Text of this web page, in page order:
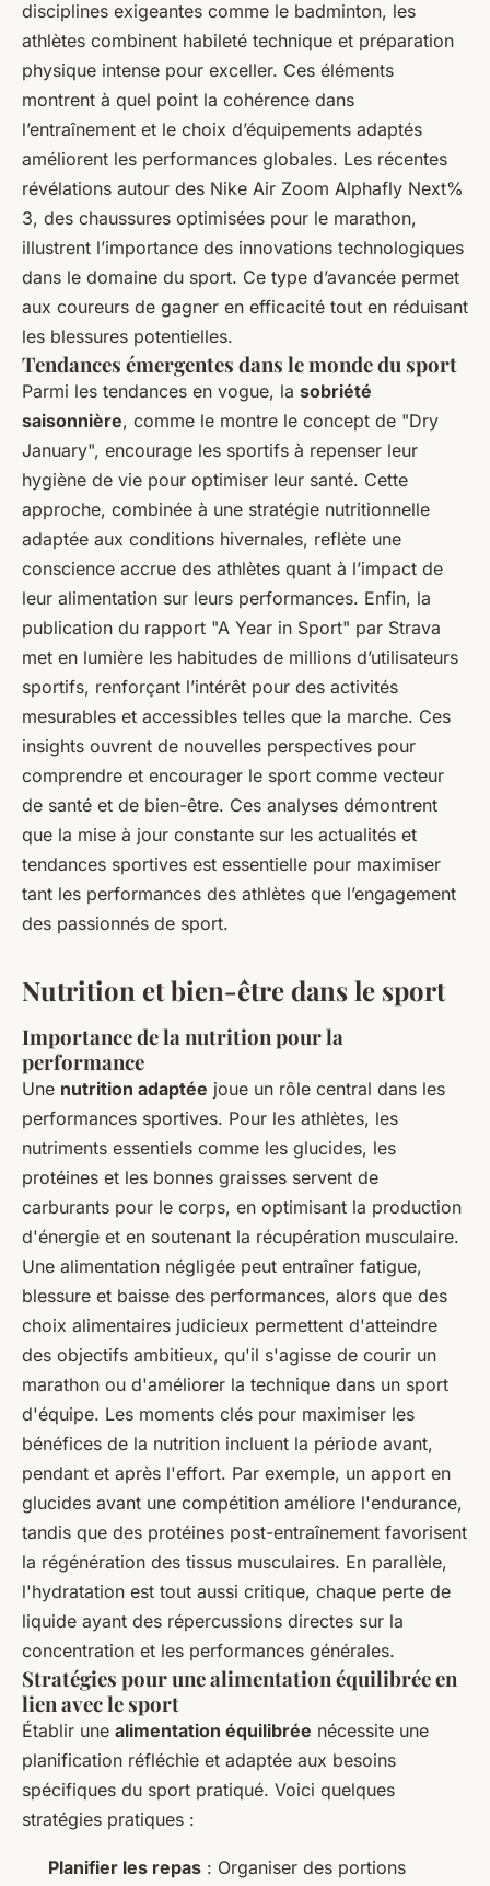
disciplines exigeantes comme le badminton, les
athlètes combinent habileté technique et préparation
physique intense pour exceller. Ces éléments
montrent à quel point la cohérence dans
l’entraînement et le choix d’équipements adaptés
améliorent les performances globales. Les récentes
révélations autour des Nike Air Zoom Alphafly Next%
3, des chaussures optimisées pour le marathon,
illustrent l’importance des innovations technologiques
dans le domaine du sport. Ce type d’avancée permet
aux coureurs de gagner en efficacité tout en réduisant
les blessures potentielles.
Tendances émergentes dans le monde du sport
Parmi les tendances en vogue, la sobriété
saisonnière, comme le montre le concept de "Dry
January", encourage les sportifs à repenser leur
hygiène de vie pour optimiser leur santé. Cette
approche, combinée à une stratégie nutritionnelle
adaptée aux conditions hivernales, reflète une
conscience accrue des athlètes quant à l’impact de
leur alimentation sur leurs performances. Enfin, la
publication du rapport "A Year in Sport" par Strava
met en lumière les habitudes de millions d’utilisateurs
sportifs, renforçant l’intérêt pour des activités
mesurables et accessibles telles que la marche. Ces
insights ouvrent de nouvelles perspectives pour
comprendre et encourager le sport comme vecteur
de santé et de bien-être. Ces analyses démontrent
que la mise à jour constante sur les actualités et
tendances sportives est essentielle pour maximiser
tant les performances des athlètes que l’engagement
des passionnés de sport.
Nutrition et bien-être dans le sport
Importance de la nutrition pour la
performance
Une nutrition adaptée joue un rôle central dans les
performances sportives. Pour les athlètes, les
nutriments essentiels comme les glucides, les
protéines et les bonnes graisses servent de
carburants pour le corps, en optimisant la production
d'énergie et en soutenant la récupération musculaire.
Une alimentation négligée peut entraîner fatigue,
blessure et baisse des performances, alors que des
choix alimentaires judicieux permettent d'atteindre
des objectifs ambitieux, qu'il s'agisse de courir un
marathon ou d'améliorer la technique dans un sport
d'équipe. Les moments clés pour maximiser les
bénéfices de la nutrition incluent la période avant,
pendant et après l'effort. Par exemple, un apport en
glucides avant une compétition améliore l'endurance,
tandis que des protéines post-entraînement favorisent
la régénération des tissus musculaires. En parallèle,
l'hydratation est tout aussi critique, chaque perte de
liquide ayant des répercussions directes sur la
concentration et les performances générales.
Stratégies pour une alimentation équilibrée en
lien avec le sport
Établir une alimentation équilibrée nécessite une
planification réfléchie et adaptée aux besoins
spécifiques du sport pratiqué. Voici quelques
stratégies pratiques :
Planifier les repas : Organiser des portions